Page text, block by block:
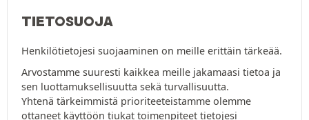
TIETOSUOJA
Henkilötietojesi suojaaminen on meille erittäin tärkeää.
Arvostamme suuresti kaikkea meille jakamaasi tietoa ja
sen luottamuksellisuutta sekä turvallisuutta.
Yhtenä tärkeimmistä prioriteeteistamme olemme
ottaneet käyttöön tiukat toimenpiteet tietojesi